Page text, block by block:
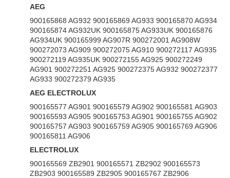
AEG
900165868 AG932 900165869 AG933 900165870 AG934
900165874 AG932UK 900165875 AG933UK 900165876
AG934UK 900165999 AG907R 900272001 AG908W
900272073 AG909 900272075 AG910 900272117 AG935
900272119 AG935UK 900272155 AG925 900272249
AG901 900272251 AG925 900272375 AG932 900272377
AG933 900272379 AG935
AEG ELECTROLUX
900165577 AG901 900165579 AG902 900165581 AG903
900165593 AG905 900165753 AG901 900165755 AG902
900165757 AG903 900165759 AG905 900165769 AG906
900165811 AG906
ELECTROLUX
900165569 ZB2901 900165571 ZB2902 900165573
ZB2903 900165589 ZB2905 900165767 ZB2906